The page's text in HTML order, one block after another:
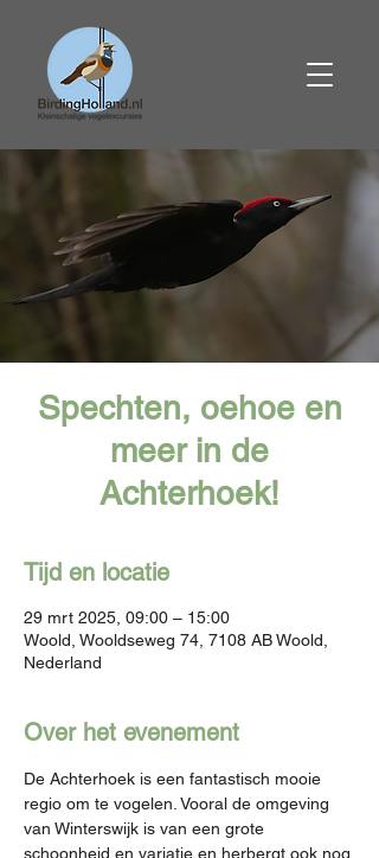
Spechten, oehoe en
meer in de
Achterhoek!
Tijd en locatie
29 mrt 2025, 09:00 – 15:00
Woold, Wooldseweg 74, 7108 AB Woold,
Nederland
Over het evenement
De Achterhoek is een fantastisch mooie
regio om te vogelen. Vooral de omgeving
van Winterswijk is van een grote
schoonheid en variatie en herbergt ook nog